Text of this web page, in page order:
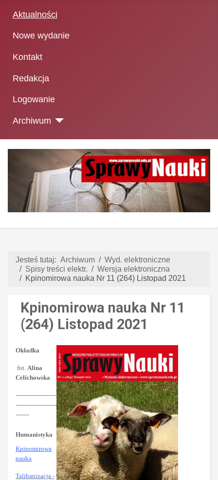
Aktualności
Nowe wydanie
Kontakt
Redakcja
Logowanie
Archiwum
Jesteś tutaj: Archiwum
Wyd. elektroniczne
Spisy treści elektr.
Wersja elektroniczna
Kpinomirowa nauka Nr 11 (264) Listopad 2021
Kpinomirowa nauka Nr 11
(264) Listopad 2021
Okładka
fot. Alina
Celichowska
---------------------
---------------------
-------
Humanistyka
Kpinomirowa
nauka
Talibanizacja -